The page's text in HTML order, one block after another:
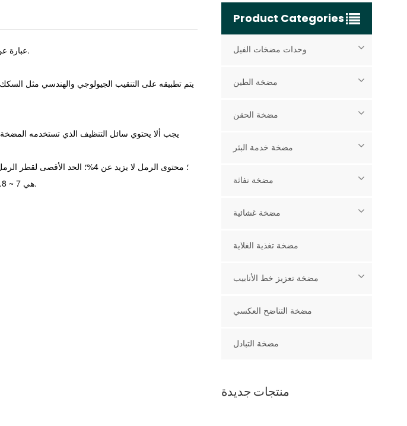
مضخة الطين ذات المحرك الهيدروليكي BW-100 عبارة عن مضخة مكبس ترددية أفقية ثلاثية المفعول أحادية الفعل.
يتم تطبيقه على التنقيب الجيولوجي والهندسي مثل
يجب ألا يحتوي سائل التنظيف الذي تستخدمه
وقيمة PH هي 7 ~ 8. وفي الوقت نفسه، لا يمكن أن يحتوي الطين على فطائر الطين والأعشاب والأوراق وما إلى ذلك.
Product Categories
وحدات مضخات الفيل
مضخة الطين
مضخة الحقن
مضخة خدمة البئر
مضخة نفاثة
مضخة غشائية
مضخة تغذية الغلاية
مضخة تعزيز خط الأنابيب
مضخة التناضح العكسي
مضخة التبادل
منتجات جديدة